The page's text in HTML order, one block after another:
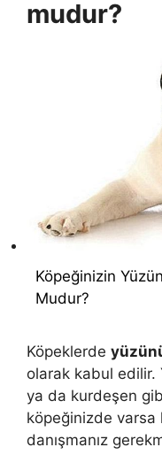
mudur?
Köpeğinizin
Mudur?
Köpeklerde
olarak kabul edilir.
ya da kurdeşen
köpeğinizde varsa
danışmanız